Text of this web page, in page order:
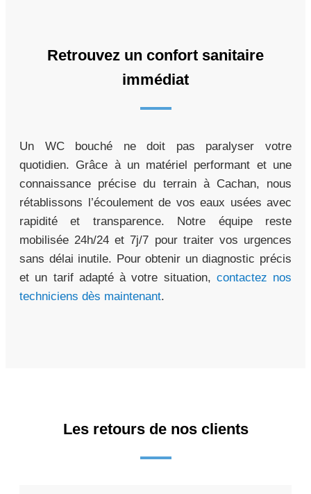
Retrouvez un confort sanitaire
immédiat
Un WC bouché ne doit pas paralyser votre
quotidien. Grâce à un matériel performant et une
connaissance précise du terrain à Cachan, nous
rétablissons l’écoulement de vos eaux usées avec
rapidité et transparence. Notre équipe reste
mobilisée 24h/24 et 7j/7 pour traiter vos urgences
sans délai inutile. Pour obtenir un diagnostic précis
et un tarif adapté à votre situation, contactez nos
techniciens dès maintenant.
Les retours de nos clients